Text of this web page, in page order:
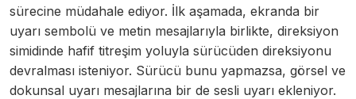
sürecine müdahale ediyor. İlk aşamada, ekranda bir
uyarı sembolü ve metin mesajlarıyla birlikte, direksiyon
simidinde hafif titreşim yoluyla sürücüden direksiyonu
devralması isteniyor. Sürücü bunu yapmazsa, görsel ve
dokunsal uyarı mesajlarına bir de sesli uyarı ekleniyor.